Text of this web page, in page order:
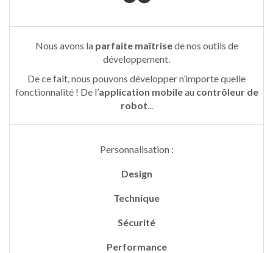
Nous avons la parfaite maîtrisede nos outils de
développement.
De ce fait, nous pouvons développer n’importe quelle
fonctionnalité ! De l’application mobileau contrôleur de
robot...
Personnalisation :
Design
Technique
Sécurité
Performance